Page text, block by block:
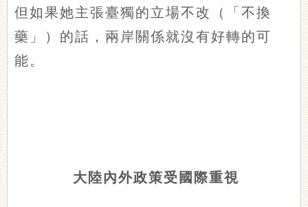
但如果她主張臺獨的立場不改（「不換
藥」）的話，兩岸關係就沒有好轉的可
能。
大陸內外政策受國際重視